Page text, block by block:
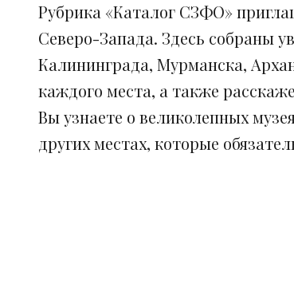
Рубрика «Каталог СЗФО»
Северо-Запада. Здесь собраны
Калининграда, Мурманска,
каждого места, а также
Вы узнаете о великолепных
других местах, которые